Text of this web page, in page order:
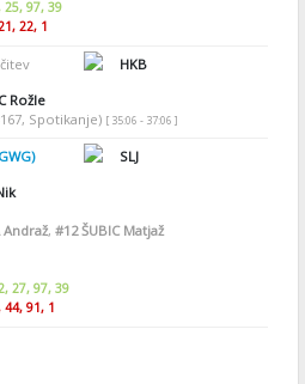
25, 97, 39
22, 1
HKB
Rožle
Spotikanje) [ 35:06 - 37:06 ]
SLJ
, #12ŠUBIC Matjaž
27, 97, 39
44, 91, 1